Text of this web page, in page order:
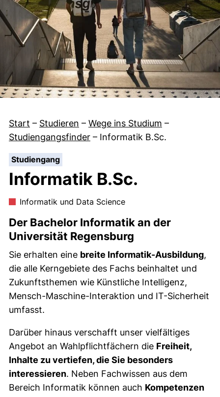
Start – Studieren – Wege ins Studium –
Studiengangsfinder – Informatik B.Sc.
Studiengang:
Informatik B.Sc.
Informatik und Data Science
Der Bachelor Informatik an der
Universität Regensburg
Sie erhalten eine breite Informatik-Ausbildung,
die alle Kerngebiete des Fachs beinhaltet und
Zukunftsthemen wie Künstliche Intelligenz,
Mensch-Maschine-Interaktion und IT-Sicherheit
umfasst.
Darüber hinaus verschafft unser vielfältiges
Angebot an Wahlpflichtfächern die Freiheit,
Inhalte zu vertiefen, die Sie besonders
interessieren. Neben Fachwissen aus dem
Bereich Informatik können auch Kompetenzen